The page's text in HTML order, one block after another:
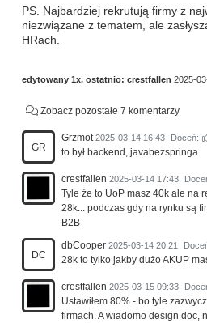
PS. Najbardziej rekrutują firmy z
niezwiązane z tematem, ale
HRach.
edytowany 1x, ostatnio: crestfallen 2025-
Zobacz pozostałe 7 komentarzy
GR
Grzmot 2025-03-14 16:43 Doceń:
to był backend, javabezspringa.
crestfallen 2025-03-14 17:43
Tyle że to UoP masz 40k ale na
28k... podczas gdy na rynku są
B2B
DC
dbCooper 2025-03-14 20:21
28k to tylko jakby dużo AKUP
crestfallen 2025-03-15 09:33
Ustawiłem 80% - bo tyle
firmach. A wiadomo design doc,